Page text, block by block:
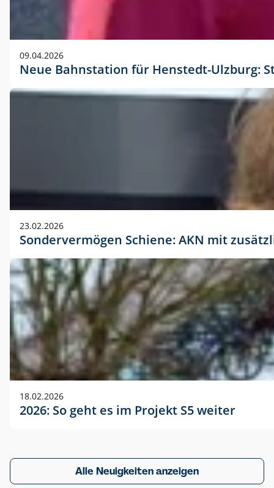
09.04.2026
Neue Bahnstation für Henstedt-Ulzburg:
23.02.2026
Sondervermögen Schiene: AKN mit
18.02.2026
2026: So geht es im Projekt S5 weiter
Alle Neuigkeiten anzeigen